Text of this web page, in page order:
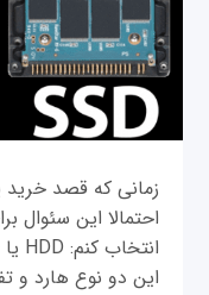
زمانی که قصد
احتمالا این سئوال
این دو نوع هارد و